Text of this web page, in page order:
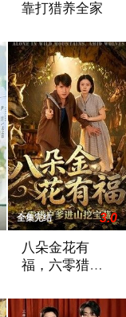
靠打猎养全家
全集完结 3.0
八朵金花有
福，六零猎户